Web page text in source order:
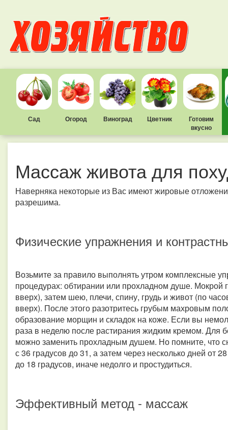
Сад Огород Виноград Цветник
Готовим
вкусно
Массаж живота для
Наверняка некоторые из Вас имеют жировые
разрешима.
Физические упражнения и
Возьмите за правило выполнять утром комплексные
процедурах: обтирании или прохладном душе. Мокрой
вверх), затем шею, плечи, спину, грудь и живот (по
вверх). После этого разотритесь грубым махровым
образование морщин и складок на коже. Если вы
раза в неделю после растирания жидким кремом. Для
можно заменить прохладным душем. Но помните, что
с 36 градусов до 31, а затем через несколько дней от
до 18 градусов, иначе недолго и простудиться.
Эффективный метод - массаж